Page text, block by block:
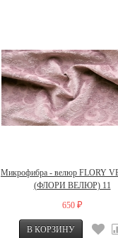
Микрофибра - велюр FLORY
(ФЛОРИ ВЕЛЮР) 11
650 ₽